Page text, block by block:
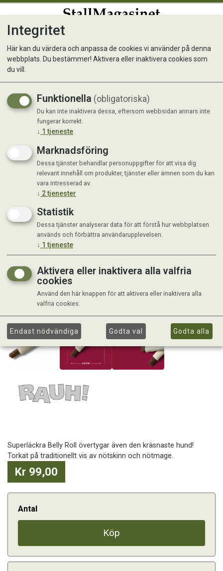
RAUH! Belly Roll M
Nyhet
Superläckra Belly Roll övertygar även den kräsnaste hund!
Torkat på traditionellt vis av nötskinn och nötmage.
Kr 99,00
Antal
Köp
Integritet
Här kan du värdera och anpassa de cookies vi använder på denna
webbplats. Du bestämmer! Aktivera eller inaktivera cookies som
du vill.
Funktionella (obligatoriska)
Du kan inte inaktivera dessa, eftersom webbsidan annars inte
fungerar korrekt.
↓ 1 tjeneste
Marknadsföring
Dessa tjänster behandlar personuppgifter för att visa dig
relevant innehåll om produkter, tjänster eller ämnen som du kan
vara intresserad av.
↓ 2tjenester
Statistik
Dessa tjänster analyserar data för att förstå hur webbplatsen
används och förbättra användarupplevelsen.
↓ 1 tjeneste
Aktivera eller inaktivera alla valfria
cookies
Använd den här knappen för att aktivera eller inaktivera alla
valfria cookies.
Endast nödvändiga Godta val Godta alla